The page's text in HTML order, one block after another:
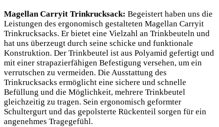
Magellan⁢ Carryit Trinkrucksack: Begeistert haben uns ⁢die
Leistungen des ergonomisch gestalteten Magellan Carryit
Trinkrucksacks.⁢ Er bietet eine Vielzahl an Trinkbeuteln und
hat uns überzeugt durch seine ⁣schicke und funktionale‌
Konstruktion. Der ‍Trinkbeutel ist aus Polyamid gefertigt und
mit ‌einer strapazierfähigen Befestigung versehen, um ein‌
verrutschen zu vermeiden. ⁢Die Ausstattung⁤ des
Trinkrucksacks ermöglicht eine sichere und schnelle
Befüllung und die ⁢Möglichkeit, mehrere ⁤Trinkbeutel
gleichzeitig‍ zu ⁤tragen. ‌Sein ergonomisch geformter
Schultergurt ​und das gepolsterte Rückenteil⁣ sorgen für ein
angenehmes​ Tragegefühl.